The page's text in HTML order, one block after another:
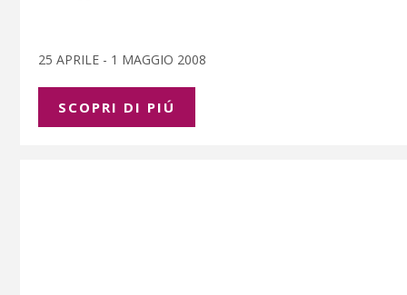
25 APRILE - 1 MAGGIO 2008
SCOPRI DI PIÚ